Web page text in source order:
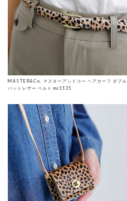
MASTER&Co. マスターアンドコー ヘアカーフ ダブル
バットレザー ベルト mc1135